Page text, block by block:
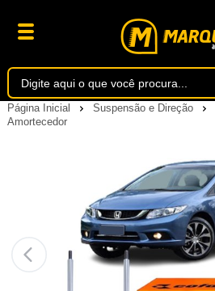
Página Inicial Suspensão e Direção
Amortecedor